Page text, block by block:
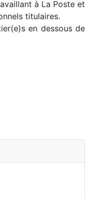
à La Poste et
titulaires.
en dessous de